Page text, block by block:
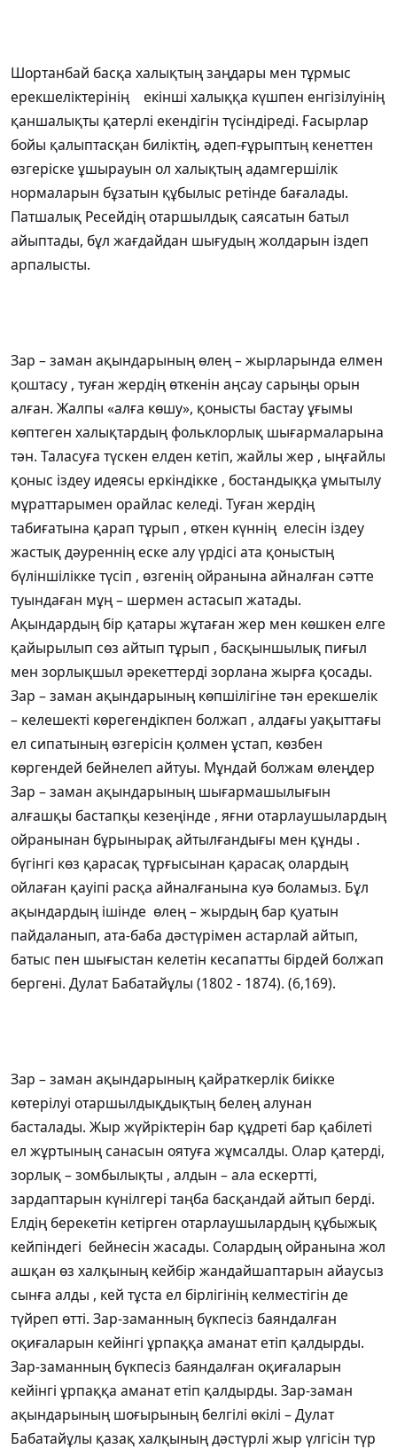
Шортанбай басқа халықтың заңдары мен тұрмыс
ерекшеліктерінің екінші халыққа күшпен енгізілуінің
қаншалықты қатерлі екендігін түсіндіреді. Ғасырлар
бойы қалыптасқан биліктің, әдеп-ғұрыптың кенеттен
өзгеріске ұшырауын ол халықтың адамгершілік
нормаларын бұзатын құбылыс ретінде бағалады.
Патшалық Ресейдің отаршылдық саясатын батыл
айыптады, бұл жағдайдан шығудың жолдарын іздеп
арпалысты.
Зар – заман ақындарының өлең – жырларында елмен
қоштасу , туған жердің өткенін аңсау сарыңы орын
алған. Жалпы «алға көшу», қонысты бастау ұғымы
көптеген халықтардың фольклорлық шығармаларына
тән. Таласуға түскен елден кетіп, жайлы жер , ыңғайлы
қоныс іздеу идеясы еркіндікке , бостандыққа ұмытылу
мұраттарымен орайлас келеді. Туған жердің
табиғатына қарап тұрып , өткен күннің елесін іздеу
жастық дәуреннің еске алу үрдісі ата қоныстың
бүліншілікке түсіп , өзгенің ойранына айналған сәтте
туындаған мұң – шермен астасып жатады.
Ақындардың бір қатары жұтаған жер мен көшкен елге
қайырылып сөз айтып тұрып , басқыншылық пиғыл
мен зорлықшыл әрекеттерді зорлана жырға қосады.
Зар – заман ақындарының көпшілігіне тән ерекшелік
– келешекті көрегендікпен болжап , алдағы уақыттағы
ел сипатының өзгерісін қолмен ұстап, көзбен
көргендей бейнелеп айтуы. Мұндай болжам өлеңдер
Зар – заман ақындарының шығармашылығын
алғашқы бастапқы кезеңінде , яғни отарлаушылардың
ойранынан бұрынырақ айтылғандығы мен құнды .
бүгінгі көз қарасақ тұрғысынан қарасақ олардың
ойлаған қауіпі расқа айналғанына куә боламыз. Бұл
ақындардың ішінде өлең – жырдың бар қуатын
пайдаланып, ата-баба дәстүрімен астарлай айтып,
батыс пен шығыстан келетін кесапатты бірдей болжап
бергені. Дулат Бабатайұлы (1802 - 1874). (6,169).
Зар – заман ақындарының қайраткерлік биікке
көтерілуі отаршылдықдықтың белең алунан
басталады. Жыр жүйріктерін бар құдреті бар қабілеті
ел жұртының санасын оятуға жұмсалды. Олар қатерді,
зорлық – зомбылықты , алдын – ала ескертті,
зардаптарын күнілгері таңба басқандай айтып берді.
Елдің берекетін кетірген отарлаушылардың құбыжық
кейпіндегі бейнесін жасады. Солардың ойранына жол
ашқан өз халқының кейбір жандайшаптарын айаусыз
сынға алды , кей тұста ел бірлігінің келместігін де
түйреп өтті. Зар-заманның бүкпесіз баяндалған
оқиғаларын кейінгі ұрпаққа аманат етіп қалдырды.
Зар-заманның бүкпесіз баяндалған оқиғаларын
кейінгі ұрпаққа аманат етіп қалдырды. Зар-заман
ақындарының шоғырының белгілі өкілі – Дулат
Бабатайұлы қазақ халқының дәстүрлі жыр үлгісін түр